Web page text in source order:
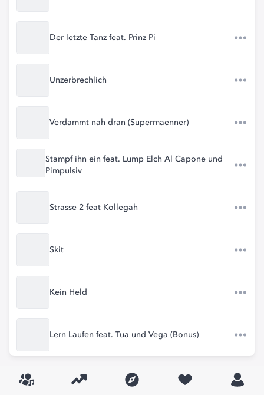
Der letzte Tanz feat. Prinz Pi
Unzerbrechlich
Verdammt nah dran (Supermaenner)
Stampf ihn ein feat. Lump Elch Al Capone und
Pimpulsiv
Strasse 2 feat Kollegah
Skit
Kein Held
Lern Laufen feat. Tua und Vega (Bonus)